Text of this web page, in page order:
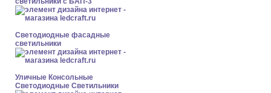
Светодиодные фасадные
светильники
Уличные Консольные
Светодиодные Светильники